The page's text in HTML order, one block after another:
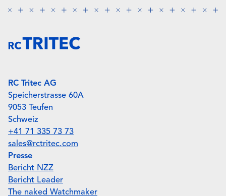
RC Tritec AG
Speicherstrasse 60A
9053 Teufen
Schweiz
+41 71 335 73 73
sales@rctritec.com
Presse
Bericht NZZ
Bericht Leader
The naked Watchmaker